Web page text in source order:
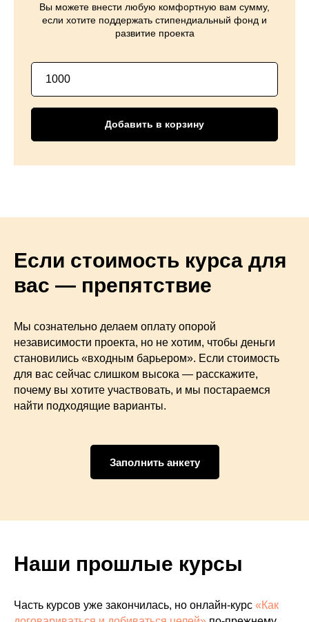
Вы можете внести любую комфортную вам сумму,
если хотите поддержать стипендиальный фонд и
развитие проекта
Добавить в корзину
Если стоимость курса для
вас — препятствие
Мы сознательно делаем оплату опорой
независимости проекта, но не хотим, чтобы деньги
становились «входным барьером». Если стоимость
для вас сейчас слишком высока — расскажите,
почему вы хотите участвовать, и мы постараемся
найти подходящие варианты.
Заполнить анкету
Наши прошлые курсы
Часть курсов уже закончилась, но онлайн-курс «Как